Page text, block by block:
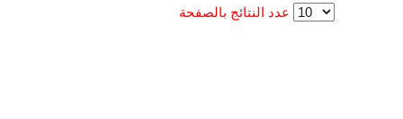
عدد النتائج بالصفحة